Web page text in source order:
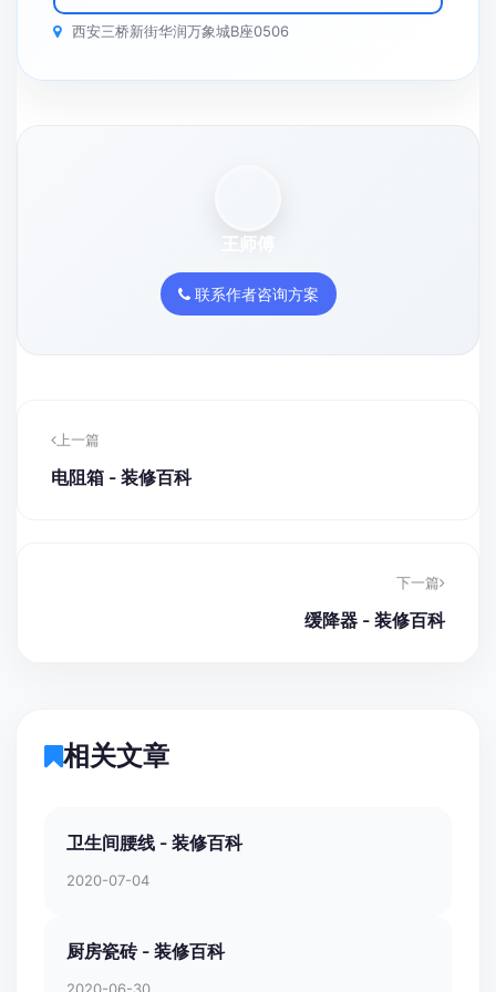
西安三桥新街华润万象城B座0506
王师傅
联系作者咨询方案
上一篇
电阻箱 - 装修百科
下一篇
缓降器 - 装修百科
相关文章
卫生间腰线 - 装修百科
2020-07-04
厨房瓷砖 - 装修百科